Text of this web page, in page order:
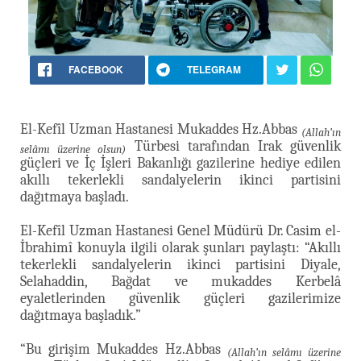
FACEBOOK TELEGRAM
El-Kefîl Uzman Hastanesi Mukaddes Hz.Abbas (Allah’ın
selâmı üzerine olsun)
Türbesi tarafından Irak güvenlik
güçleri ve İç İşleri Bakanlığı gazilerine hediye edilen
akıllı tekerlekli sandalyelerin ikinci partisini
dağıtmaya başladı.
El-Kefîl Uzman Hastanesi Genel Müdürü Dr. Casim el-
İbrahimî konuyla ilgili olarak şunları paylaştı: “Akıllı
tekerlekli sandalyelerin ikinci partisini Diyale,
Selahaddin, Bağdat ve mukaddes Kerbelâ
eyaletlerinden güvenlik güçleri gazilerimize
dağıtmaya başladık.”
“Bu girişim Mukaddes Hz.Abbas (Allah’ın selâmı üzerine